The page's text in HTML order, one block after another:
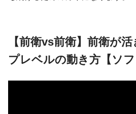
【前衛vs前衛】前衛が
プレベルの動き方【ソフ